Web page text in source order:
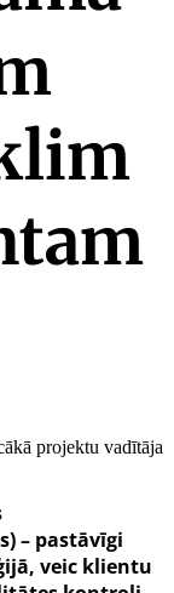
projektu vadītāja
– pastāvīgi
veic klientu